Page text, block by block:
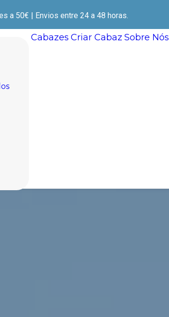
a 50€ | Envios entre 24 a 48 horas.
Cabazes Criar Cabaz Sobre Nós